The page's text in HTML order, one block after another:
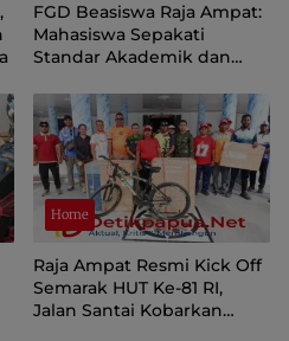
FGD Beasiswa Raja Ampat:
Mahasiswa Sepakati
Standar Akademik dan
Home
Raja Ampat Resmi Kick Off
Semarak HUT Ke-81 RI,
Jalan Santai Kobarkan